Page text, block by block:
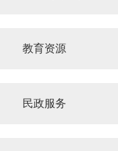
教育资源
民政服务